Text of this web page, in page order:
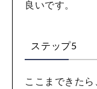
良いです。
ステップ5
ここまできたら